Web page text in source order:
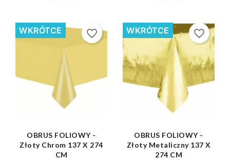
OBRUS FOLIOWY -
Złoty Chrom 137 X 274
CM
WKRÓTCE favorite_border
shopping_bag 
OBRUS FOLIOWY -
Złoty Metaliczny 137 X
274 CM
WKRÓTCE favorite_border